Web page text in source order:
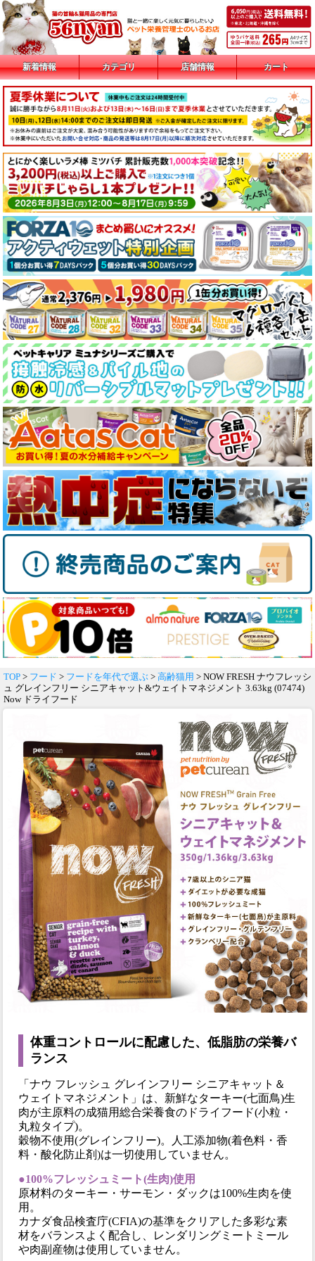
新着情報 カテゴリ 店舗情報 カート
TOP > フード > フードを年代で選ぶ > 高齢猫用 > NOW FRESH ナウフレッシ
ュ グレインフリー シニアキャット&ウェイトマネジメント 3.63kg (07474)
Now ドライフード
体重コントロールに配慮した、低脂肪の栄養バ
ランス
「ナウ フレッシュ グレインフリー シニアキャット＆
ウェイトマネジメント」は、新鮮なターキー(七面鳥)生
肉が主原料の成猫用総合栄養食のドライフード(小粒・
丸粒タイプ)。
穀物不使用(グレインフリー)。人工添加物(着色料・香
料・酸化防止剤)は一切使用していません。
●100%フレッシュミート(生肉)使用
原材料のターキー・サーモン・ダックは100%生肉を使
用。
カナダ食品検査庁(CFIA)の基準をクリアした多彩な素
材をバランスよく配合し、レンダリングミートミール
や肉副産物は使用していません。